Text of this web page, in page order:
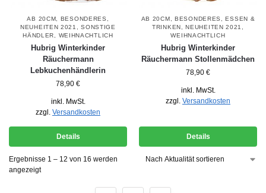
AB 20CM BESONDERES
NEUHEITEN 2021
,SONSTIGE
HÄNDLER
WEIHNACHTLICH
Hubrig Winterkinder
Räuchermann
Lebkuchenhändlerin
78,90 €
inkl. MwSt.
zzgl. Versandkosten
Details
AB 20CM BESONDERES ,ESSEN &
TRINKEN ,NEUHEITEN 2021
WEIHNACHTLICH
Hubrig Winterkinder
Räuchermann Stollenmädchen
78,90 €
inkl. MwSt.
zzgl. Versandkosten
Details
Ergebnisse 1 – 12 von 16 werden
angezeigt